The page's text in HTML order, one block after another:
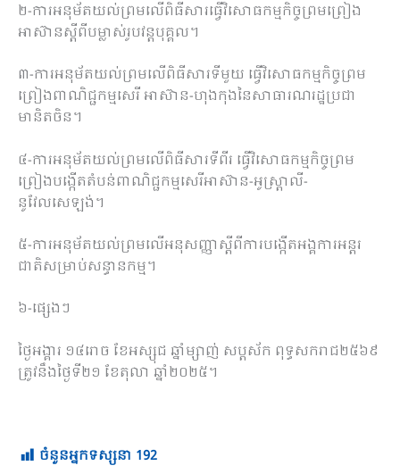
២-ការអនុម័តយល់ព្រមលើពិធីសារធ្វើវិសោធកម្មកិច្ចព្រមព្រៀង
អាស៊ានស្តីពីបម្លាស់រូបវន្តបុគ្គល។
៣-ការអនុម័តយល់ព្រមលើពិធីសារទីមួយ ធ្វើវិសោធកម្មកិច្ចព្រម
ព្រៀងពាណិជ្ជកម្មសេរី អាស៊ាន-ហុងកុងនៃសាធារណរដ្ឋប្រជា
មានិតចិន។
៤-ការអនុម័តយល់ព្រមលើពិធីសារទីពីរ ធ្វើវិសោធកម្មកិច្ចព្រម
ព្រៀងបង្កើតតំបន់ពាណិជ្ជកម្មសេរីអាស៊ាន-អូស្ត្រាលី-
នូវែលសេឡង់។
៥-ការអនុម័តយល់ព្រមលើអនុសញ្ញាស្តីពីការបង្កើតអង្គការអន្តរ
ជាតិសម្រាប់សន្ធានកម្ម។
៦-ផ្សេងៗ
ថ្ងៃអង្គារ ១៤រោច ខែអស្សុជ ឆ្នាំម្សាញ់ សប្តស័ក ពុទ្ធសករាជ២៥៦៩
ត្រូវនឹងថ្ងៃទី២១ ខែតុលា ឆ្នាំ២០២៥។
ចំនួនអ្នកទស្សនា 192